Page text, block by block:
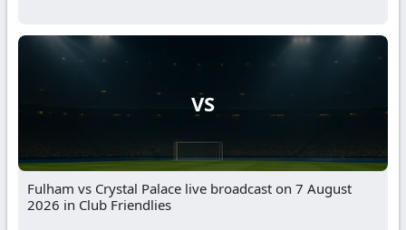
VS
Fulham vs Crystal Palace live broadcast on 7 August
2026 in Club Friendlies